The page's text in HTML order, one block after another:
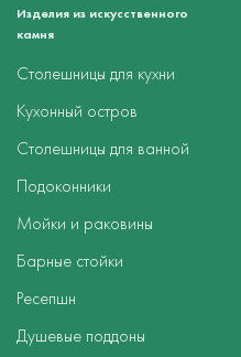
Изделия из искусственного
камня
Столешницы для кухни
Кухонный остров
Столешницы для ванной
Подоконники
Мойки и раковины
Барные стойки
Ресепшн
Душевые поддоны